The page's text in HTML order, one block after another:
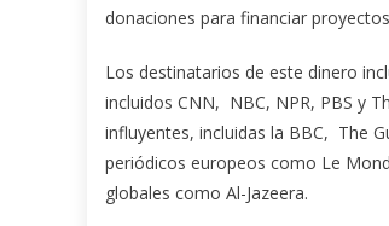
donaciones para financiar
Los destinatarios de este dinero
incluidos CNN, NBC, NPR, PBS y
influyentes, incluidas la BBC, The
periódicos europeos como Le
globales como Al-Jazeera.